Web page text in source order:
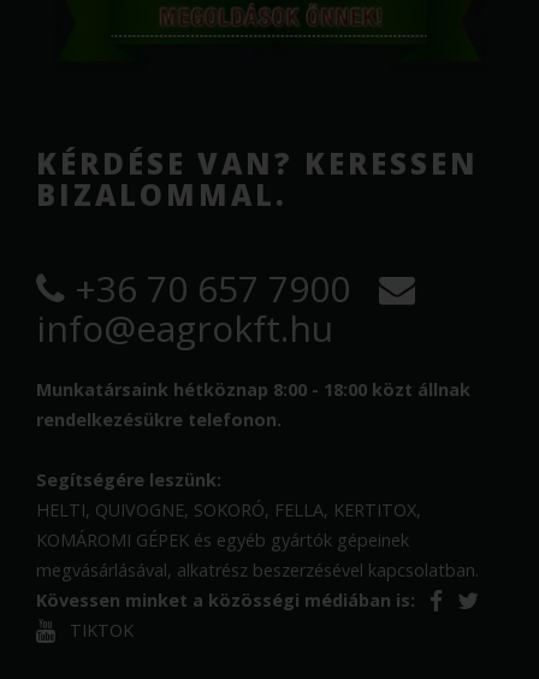
KÉRDÉSE VAN? KERESSEN
BIZALOMMAL.
+36 70 657 7900
info@eagrokft.hu
Munkatársaink hétköznap 8:00 - 18:00 közt állnak
rendelkezésükre telefonon.
Segítségére leszünk:
HELTI, QUIVOGNE, SOKORÓ, FELLA, KERTITOX,
KOMÁROMI GÉPEK és egyéb gyártók gépeinek
megvásárlásával, alkatrész beszerzésével kapcsolatban.
Kövessen minket a közösségi médiában is:
TIKTOK